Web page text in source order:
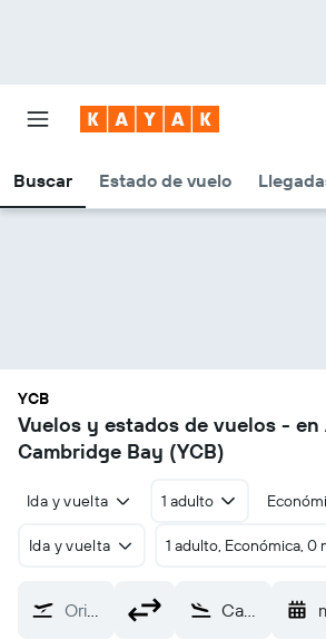
Buscar Estado de vuelo
YCB
Vuelos y estados de vuelos -
Cambridge Bay (YCB)
Ida y vuelta 1 adulto
Ida y vuelta 1 adulto, Económica, 0
Origen Cambridge Bay (YCB)